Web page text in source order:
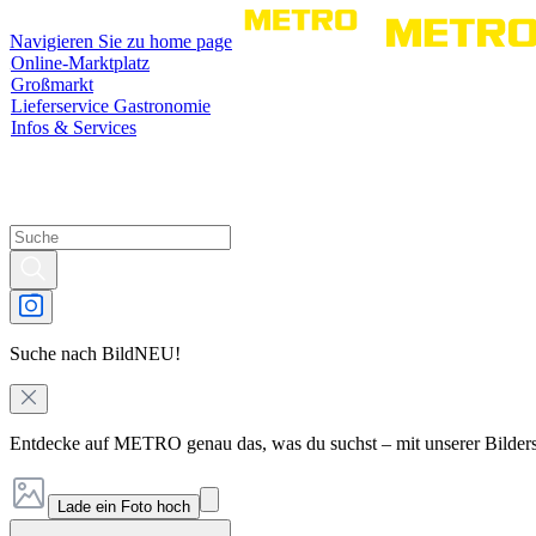
Navigieren Sie zu home page
Online-Marktplatz
Großmarkt
Lieferservice Gastronomie
Infos & Services
Suche nach BildNEU!
Entdecke auf METRO genau das, was du suchst – mit unserer
Lade ein Foto hoch